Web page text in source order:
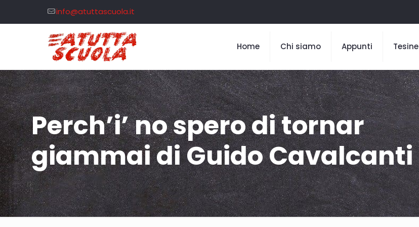
info@atuttascuola.it
Home Chi siamo Appunti Tesine
Perch’i’ no spero di tornar
giammai di Guido Cavalcanti